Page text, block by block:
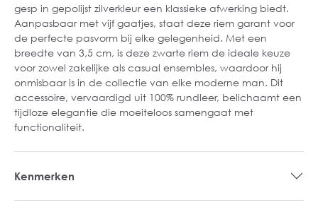
gesp in gepolijst zilverkleur een klassieke afwerking biedt.
Aanpasbaar met vijf gaatjes, staat deze riem garant voor
de perfecte pasvorm bij elke gelegenheid. Met een
breedte van 3,5 cm, is deze zwarte riem de ideale keuze
voor zowel zakelijke als casual ensembles, waardoor hij
onmisbaar is in de collectie van elke moderne man. Dit
accessoire, vervaardigd uit 100% rundleer, belichaamt een
tijdloze elegantie die moeiteloos samengaat met
functionaliteit.
Kenmerken